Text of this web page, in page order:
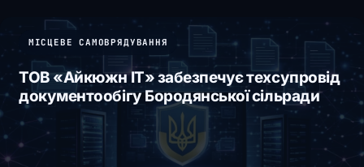
МІСЦЕВЕ САМОВРЯДУВАННЯ
ТОВ «Айкюжн ІТ» забезпечує техсупровід
документообігу Бородянської сільради